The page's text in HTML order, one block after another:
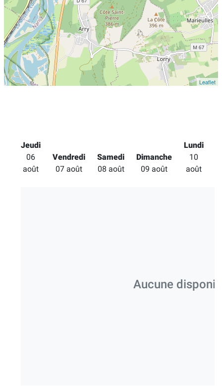
Leaflet
Jeudi
06
août
Vendredi
07 août
Samedi
08 août
Dimanche
09 août
Lundi
10
août
Aucune